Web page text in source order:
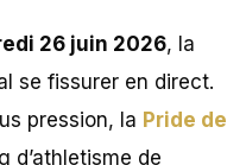
26 juin 2026, la
se fissurer en direct.
pression, la Pride de
d’athletisme de